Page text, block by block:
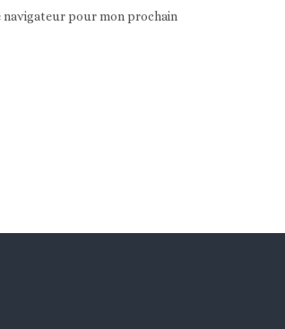
navigateur pour mon prochain